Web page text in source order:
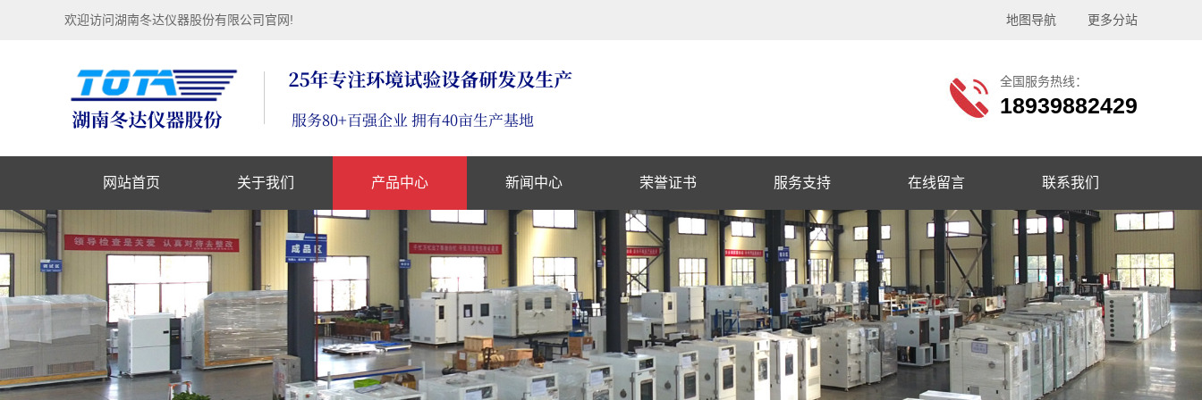
欢迎访问湖南冬达仪器股份有限公司官网! 地图导航 更多分站
全国服务热线：
18939882429
网站首页 关于我们 产品中心 新闻中心 荣誉证书 服务支持 在线留言 联系我们